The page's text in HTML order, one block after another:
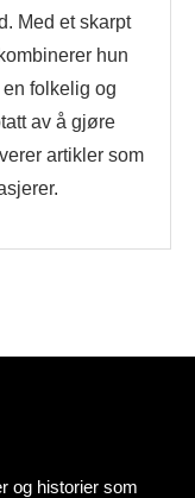
Med et skarpt
hun
folkelig og
av å gjøre
artikler som
og historier som